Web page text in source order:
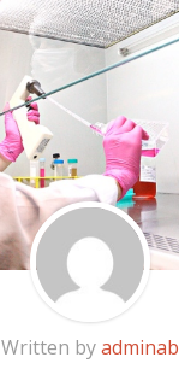
Written byadminab